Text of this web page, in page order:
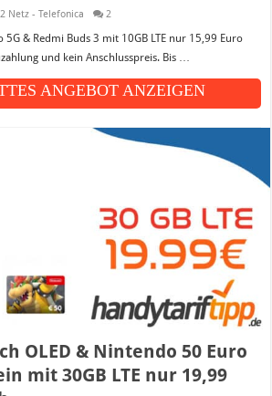
Netz - Telefonica 2
& Redmi Buds 3 mit 10GB LTE nur 15,99 Euro
und kein Anschlusspreis. Bis …
ANGEBOT ANZEIGEN
OLED & Nintendo 50 Euro
mit 30GB LTE nur 19,99